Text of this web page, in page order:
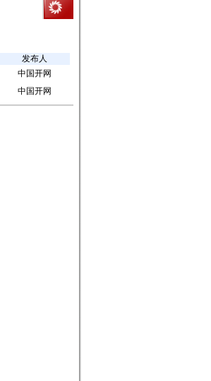
发布人
中国开网
中国开网